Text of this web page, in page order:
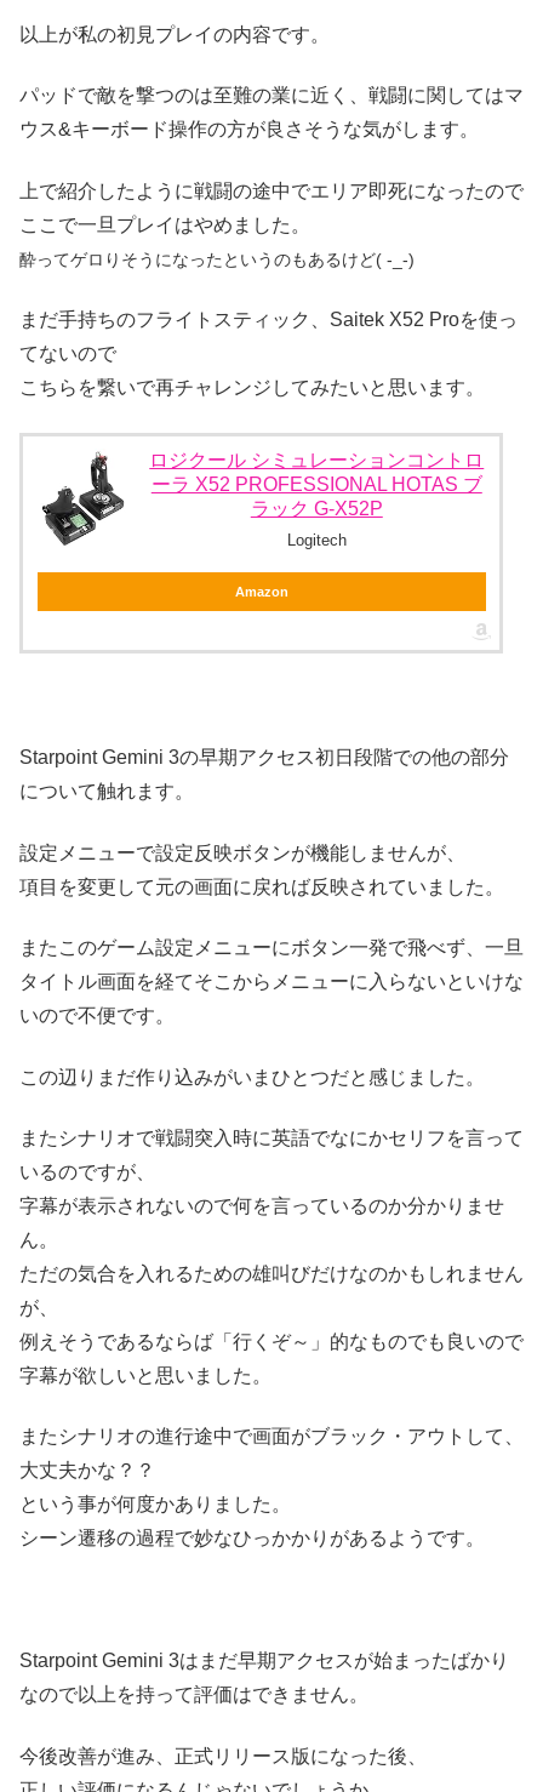
以上が私の初見プレイの内容です。
パッドで敵を撃つのは至難の業に近く、戦闘に関してはマ
ウス&キーボード操作の方が良さそうな気がします。
上で紹介したように戦闘の途中でエリア即死になったので
ここで一旦プレイはやめました。
酔ってゲロりそうになったというのもあるけど( -_-)
まだ手持ちのフライトスティック、Saitek X52 Proを使っ
てないので
こちらを繋いで再チャレンジしてみたいと思います。
ロジクール シミュレーションコントロ
ーラ X52 PROFESSIONAL HOTAS ブ
ラック G-X52P
Logitech
Amazon
Starpoint Gemini 3の早期アクセス初日段階での他の部分
について触れます。
設定メニューで設定反映ボタンが機能しませんが、
項目を変更して元の画面に戻れば反映されていました。
またこのゲーム設定メニューにボタン一発で飛べず、一旦
タイトル画面を経てそこからメニューに入らないといけな
いので不便です。
この辺りまだ作り込みがいまひとつだと感じました。
またシナリオで戦闘突入時に英語でなにかセリフを言って
いるのですが、
字幕が表示されないので何を言っているのか分かりませ
ん。
ただの気合を入れるための雄叫びだけなのかもしれません
が、
例えそうであるならば「行くぞ～」的なものでも良いので
字幕が欲しいと思いました。
またシナリオの進行途中で画面がブラック・アウトして、
大丈夫かな？？
という事が何度かありました。
シーン遷移の過程で妙なひっかかりがあるようです。
Starpoint Gemini 3はまだ早期アクセスが始まったばかり
なので以上を持って評価はできません。
今後改善が進み、正式リリース版になった後、